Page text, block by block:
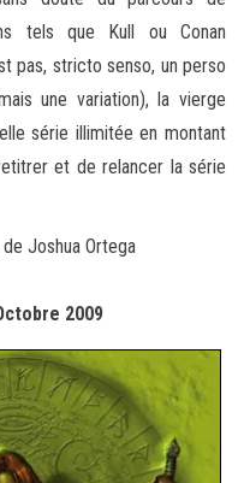
tels que Kull ou Conan
pas, stricto senso, un perso
une variation), la vierge
série illimitée en montant
et de relancer la série
Joshua Ortega
2009